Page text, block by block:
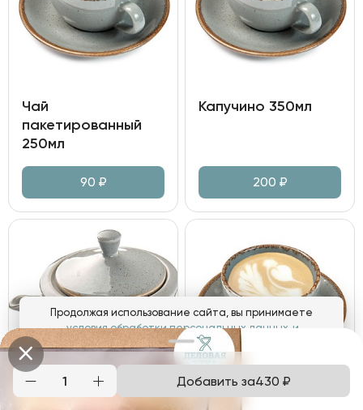
Чай
пакетированный
250мл
90 ₽
Капучино 350мл
200 ₽
Продолжая использование сайта, вы принимаете
условия обработки персональных данных и
соглашаетесь с использованием аналитических файлов
cookies
Понятно
Добавить за430 ₽